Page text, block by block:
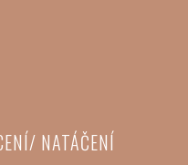
NATÁČENÍ